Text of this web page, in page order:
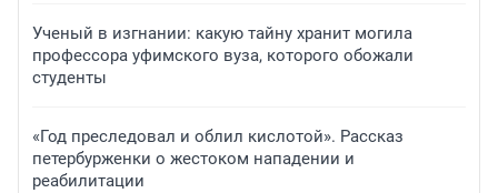
Ученый в изгнании: какую тайну хранит могила
профессора уфимского вуза, которого обожали
студенты
«Год преследовал и облил кислотой». Рассказ
петербурженки о жестоком нападении и
реабилитации